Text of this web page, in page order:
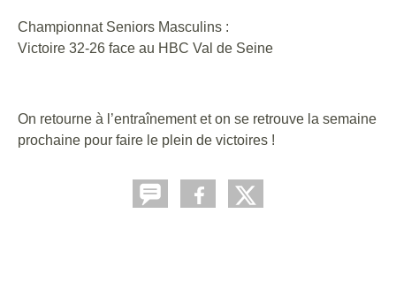
Championnat Seniors Masculins :
Victoire 32-26 face au HBC Val de Seine
On retourne à l’entraînement et on se retrouve la semaine
prochaine pour faire le plein de victoires !